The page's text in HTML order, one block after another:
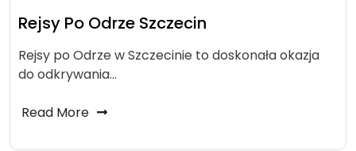
Rejsy Po Odrze Szczecin
Rejsy po Odrze w Szczecinie to doskonała okazja
do odkrywania…
Read More